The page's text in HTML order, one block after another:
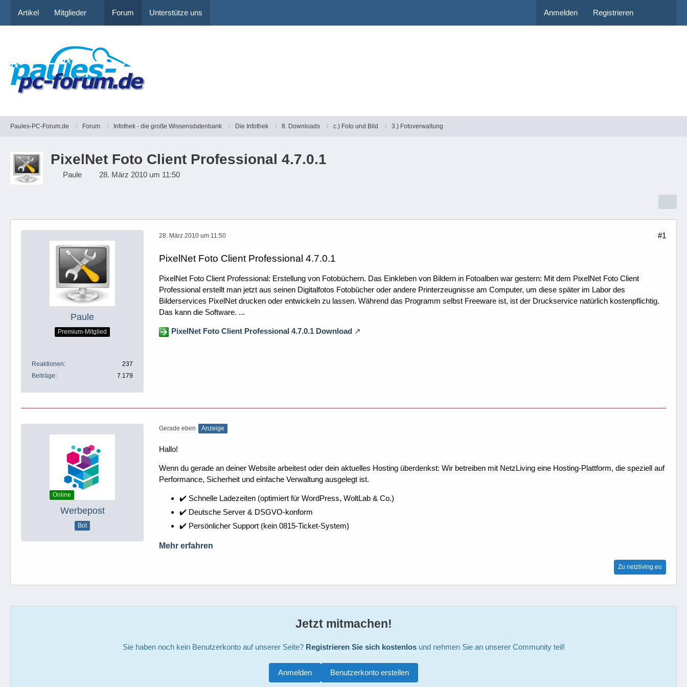
Artikel Mitglieder Forum Unterstütze uns Anmelden Registrieren
Paules-PC-Forum.de Forum Infothek - die große Wissensdatenbank Die Infothek 8. Downloads c.) Foto und Bild 3.) Fotoverwaltung
PixelNet Foto Client Professional 4.7.0.1
Paule 28. März 2010 um 11:50
Paule
Premium-Mitglied
Reaktionen
237
Beiträge
7.179
28. März 2010 um 11:50 #1
PixelNet Foto Client Professional 4.7.0.1
PixelNet Foto Client Professional: Erstellung von Fotobüchern. Das Einkleben von Bildern in Fotoalben war gestern: Mit dem PixelNet Foto Client
Professional erstellt man jetzt aus seinen Digitalfotos Fotobücher oder andere Printerzeugnisse am Computer, um diese später im Labor des
Bilderservices PixelNet drucken oder entwickeln zu lassen. Während das Programm selbst Freeware ist, ist der Druckservice natürlich kostenpflichtig.
Das kann die Software. ...
PixelNet Foto Client Professional 4.7.0.1 Download
Online
Werbepost
Bot
Gerade eben Anzeige
Hallo!
Wenn du gerade an deiner Website arbeitest oder dein aktuelles Hosting überdenkst: Wir betreiben mit NetzLiving eine Hosting-Plattform, die speziell auf
Performance, Sicherheit und einfache Verwaltung ausgelegt ist.
✔️ Schnelle Ladezeiten (optimiert für WordPress, WoltLab & Co.)
✔️ Deutsche Server & DSGVO-konform
✔️ Persönlicher Support (kein 0815-Ticket-System)
Mehr erfahren
Zu netzliving.eu
Jetzt mitmachen!
Sie haben noch kein Benutzerkonto auf unserer Seite? Registrieren Sie sich kostenlosund nehmen Sie an unserer Community teil!
Benutzerkonto erstellen
Anmelden